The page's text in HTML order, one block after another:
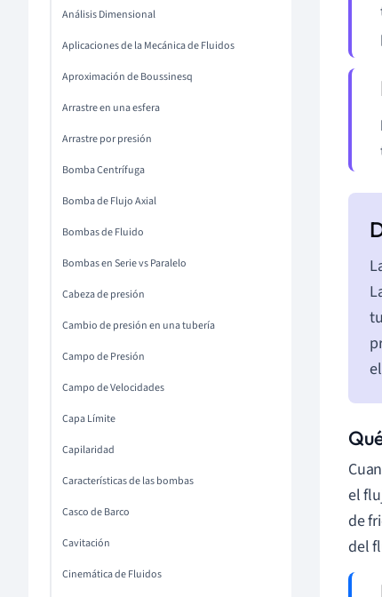
Análisis Dimensional
Aplicaciones de la Mecánica de Fluidos
Aproximación de Boussinesq
Arrastre en una esfera
Arrastre por presión
Bomba Centrífuga
Bomba de Flujo Axial
Bombas de Fluido
Bombas en Serie vs Paralelo
Cabeza de presión
Cambio de presión en una tubería
Campo de Presión
Campo de Velocidades
Capa Límite
Capilaridad
Características de las bombas
Casco de Barco
Cavitación
Cinemática de Fluidos
el
de
del